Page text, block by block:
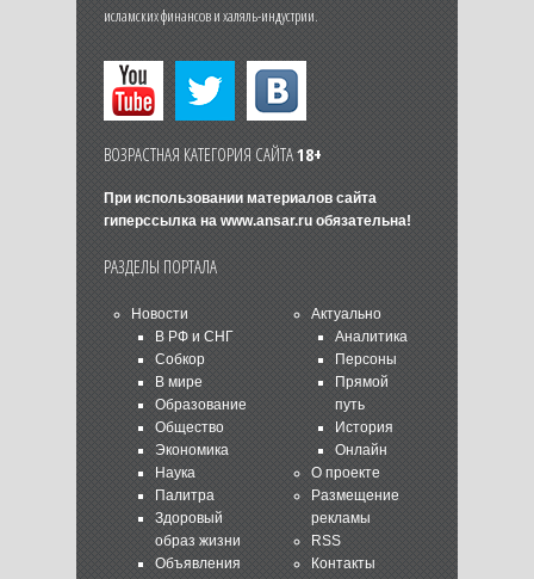
исламских финансов и халяль-индустрии.
ВОЗРАСТНАЯ КАТЕГОРИЯ САЙТА18+
При использовании материалов сайта
гиперссылка на www.ansar.ruобязательна!
РАЗДЕЛЫ ПОРТАЛА
Новости
В РФ и СНГ
Собкор
В мире
Образование
Общество
Экономика
Наука
Палитра
Здоровый
образ жизни
Объявления
Актуально
Аналитика
Персоны
Прямой
путь
История
Онлайн
О проекте
Размещение
рекламы
RSS
Контакты